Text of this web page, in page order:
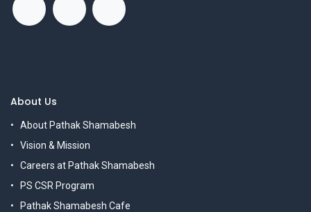
About Us
About Pathak Shamabesh
Vision & Mission
Careers at Pathak Shamabesh
PS CSR Program
Pathak Shamabesh Cafe